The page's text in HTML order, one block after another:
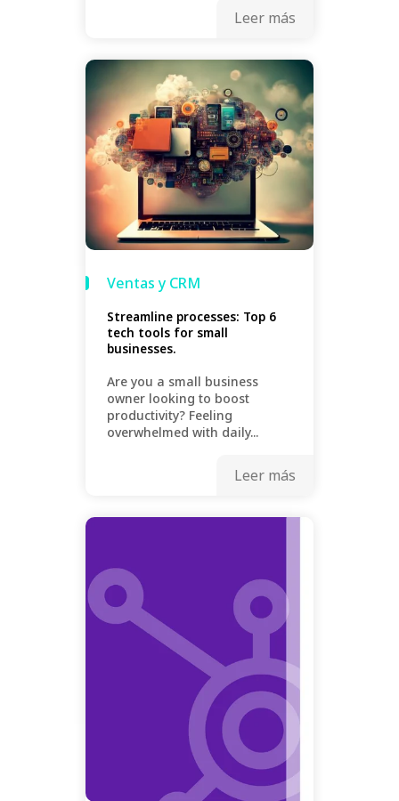
Leer más
Ventas y CRM
Streamline processes: Top 6
tech tools for small
businesses.
Are you a small business
owner looking to boost
productivity? Feeling
overwhelmed with daily...
Leer más